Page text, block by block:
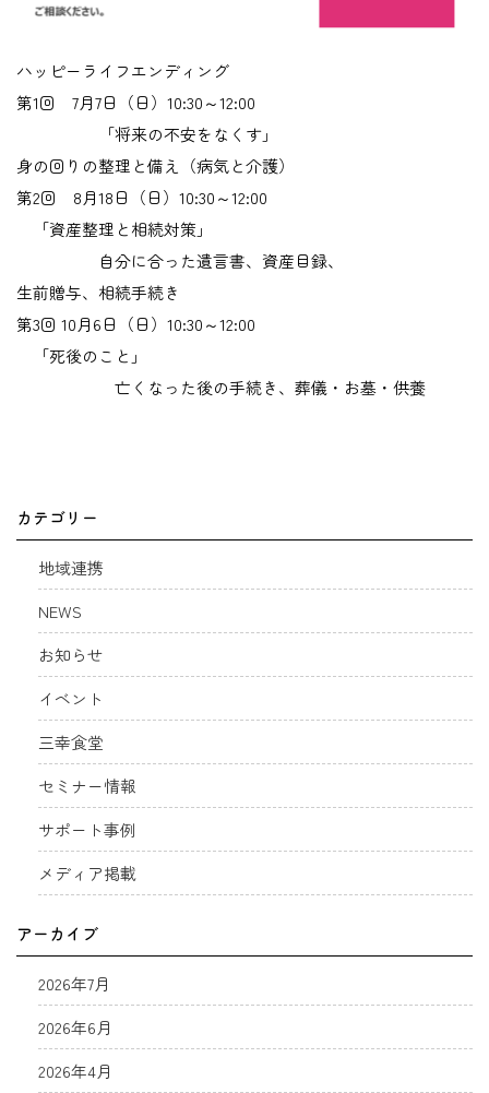
ハッピーライフエンディング
第1回 7月7日（日）10:30～12:00
「将来の不安をなくす」
身の回りの整理と備え（病気と介護）
第2回 8月18日（日）10:30～12:00
「資産整理と相続対策」
自分に合った遺言書、資産目録、
生前贈与、相続手続き
第3回 10月6日（日）10:30～12:00
「死後のこと」
亡くなった後の手続き、葬儀・お墓・供養
カテゴリー
地域連携
NEWS
お知らせ
イベント
三幸食堂
セミナー情報
サポート事例
メディア掲載
アーカイブ
2026年7月
2026年6月
2026年4月